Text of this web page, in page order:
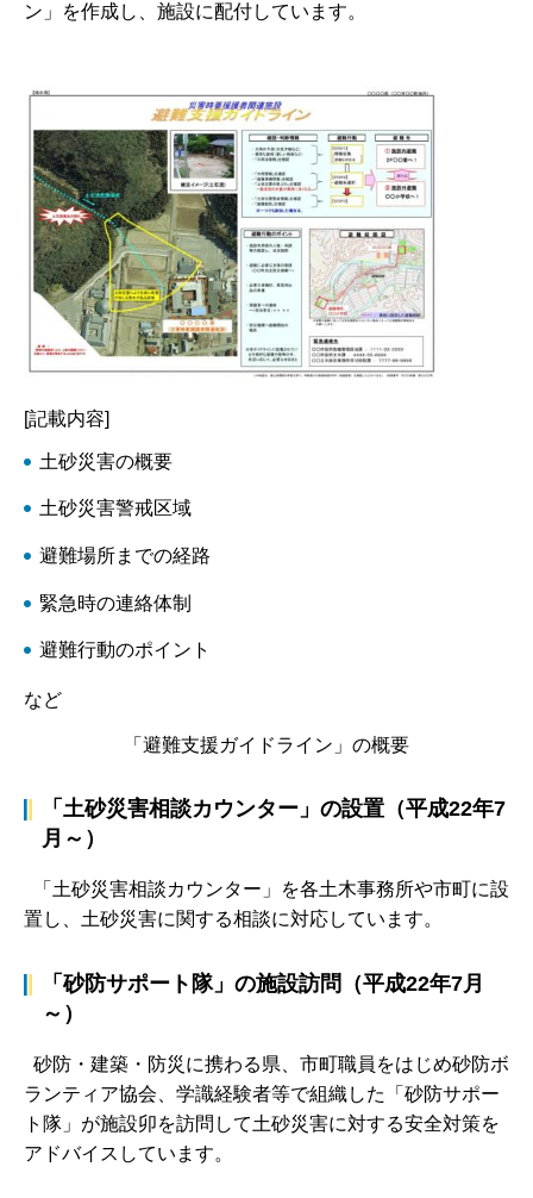
ン」を作成し、施設に配付しています。
[記載内容]
土砂災害の概要
土砂災害警戒区域
避難場所までの経路
緊急時の連絡体制
避難行動のポイント
など
「避難支援ガイドライン」の概要
「土砂災害相談カウンター」の設置（平成22年7
月～）
「土砂災害相談カウンター」を各土木事務所や市町に設
置し、土砂災害に関する相談に対応しています。
「砂防サポート隊」の施設訪問（平成22年7月
～）
砂防・建築・防災に携わる県、市町職員をはじめ砂防ボ
ランティア協会、学識経験者等で組織した「砂防サポー
ト隊」が施設卯を訪問して土砂災害に対する安全対策を
アドバイスしています。